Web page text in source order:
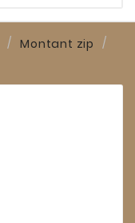
Montant zip